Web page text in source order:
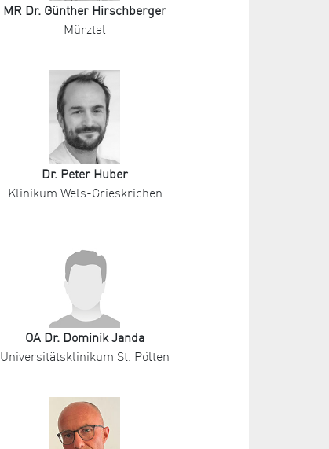
MR Dr. Günther Hirschberger
Mürztal
Dr. Peter Huber
Klinikum Wels-Grieskrichen
OA Dr. Dominik Janda
Universitätsklinikum St. Pölten